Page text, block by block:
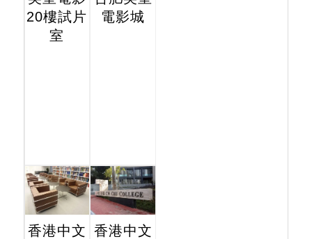
20樓試片
室
電影城
香港中文 香港中文